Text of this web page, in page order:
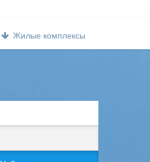
Жилые комплексы